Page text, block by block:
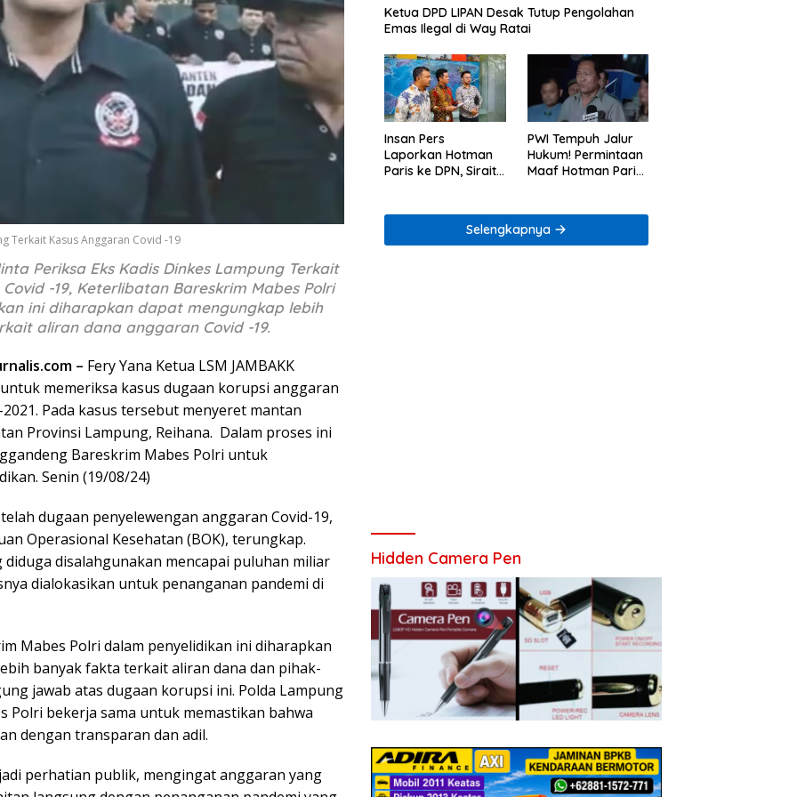
Terkait Kasus Anggaran Covid -19
Periksa Eks Kadis Dinkes Lampung Terkait
-19, Keterlibatan Bareskrim Mabes Polri
ini diharapkan dapat mengungkap lebih
aliran dana anggaran Covid -19.
– Fery Yana Ketua LSM JAMBAKK
memeriksa kasus dugaan korupsi anggaran
Pada kasus tersebut menyeret mantan
Provinsi Lampung, Reihana. Dalam proses ini
Bareskrim Mabes Polri untuk
Senin (19/08/24)
dugaan penyelewengan anggaran Covid-19,
Operasional Kesehatan (BOK), terungkap.
disalahgunakan mencapai puluhan miliar
dialokasikan untuk penanganan pandemi di
Mabes Polri dalam penyelidikan ini diharapkan
banyak fakta terkait aliran dana dan pihak-
jawab atas dugaan korupsi ini. Polda Lampung
Polri bekerja sama untuk memastikan bahwa
dengan transparan dan adil.
perhatian publik, mengingat anggaran yang
Ketua DPD LIPAN Desak Tutup Pengolahan
Emas Ilegal di Way Ratai
Insan Pers
Laporkan Hotman
Paris ke DPN, Sirait
Etik
PWI Tempuh Jalur
Hukum! Permintaan
Maaf Hotman Paris
Selengkapnya
Hidden Camera Pen